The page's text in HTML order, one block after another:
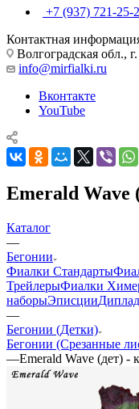
+7 (937) 721-25-
Контактная
Волгоградская обл.,
info@mirfialki.ru
Вконтакте
YouTube
Emerald Wave
Каталог
—
Бегонии
Фиалки Стандарты
ТрейлерыФиалки
наборыЭписции
—
Бегонии (Детки)
Бегонии (Срезанные
—Emerald Wave (дет) -